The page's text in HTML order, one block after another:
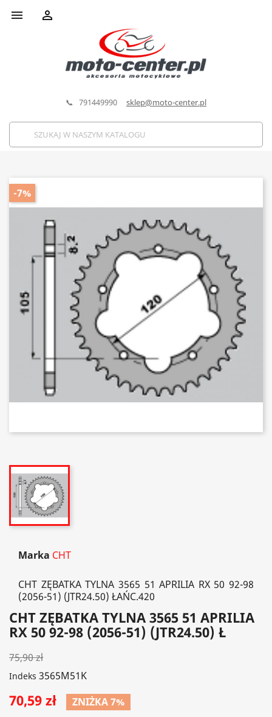
 
📞 791449990 sklep@moto-center.pl
-7%
Marka CHT
CHT ZĘBATKA TYLNA 3565 51 APRILIA RX 50 92-98
(2056-51) (JTR24.50) ŁAŃC.420
CHT ZĘBATKA TYLNA 3565 51 APRILIA
RX 50 92-98 (2056-51) (JTR24.50) Ł
75,90 zł
Indeks 3565M51K
70,59 zł ZNIŻKA 7%